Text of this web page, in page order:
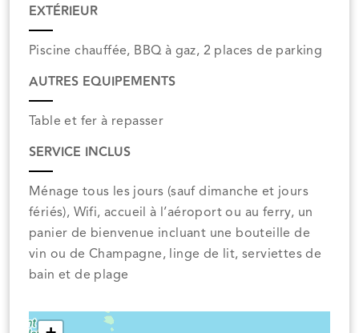
EXTÉRIEUR
Piscine chauffée, BBQ à gaz, 2 places de parking
AUTRES EQUIPEMENTS
Table et fer à repasser
SERVICE INCLUS
Ménage tous les jours (sauf dimanche et jours
fériés), Wifi, accueil à l’aéroport ou au ferry, un
panier de bienvenue incluant une bouteille de
vin ou de Champagne, linge de lit, serviettes de
bain et de plage